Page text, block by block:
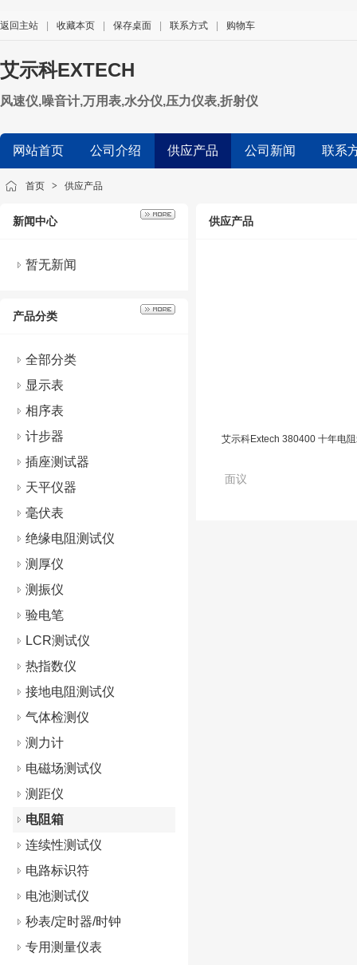
返回主站 收藏本页 保存桌面 联系方式 购物车
艾示科EXTECH
风速仪,噪音计,万用表,水分仪,压力仪表,折射仪
网站首页 公司介绍 供应产品 公司新闻 联系
首页 > 供应产品
新闻中心
暂无新闻
产品分类
全部分类
显示表
相序表
计步器
插座测试器
天平仪器
毫伏表
绝缘电阻测试仪
测厚仪
测振仪
验电笔
LCR测试仪
热指数仪
接地电阻测试仪
气体检测仪
测力计
电磁场测试仪
测距仪
电阻箱
连续性测试仪
电路标识符
电池测试仪
秒表/定时器/时钟
专用测量仪表
供应产品
艾示科Extech 380400 十年电
面议